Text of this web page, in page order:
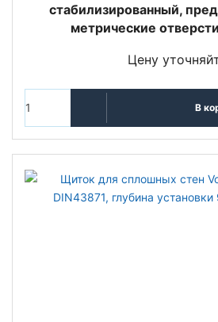
стабилизированный,
метрические
Цену
В